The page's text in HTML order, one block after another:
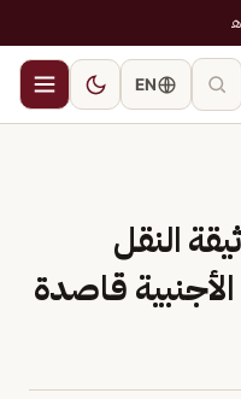
EN
النقل
الأجنبية قاصدة